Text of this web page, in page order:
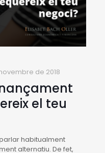
de 2018
el teu
habitualment
alternatiu. De fet,